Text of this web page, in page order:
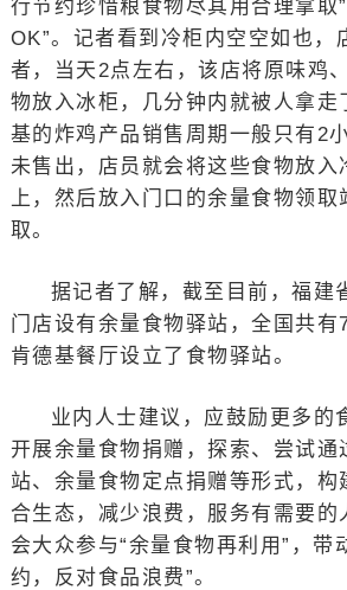
行节约珍惜粮食物尽其用合理拿取
OK”。记者看到冷柜内空空如也，
者，当天2点左右，该店将原味鸡
物放入冰柜，几分钟内就被人拿走
基的炸鸡产品销售周期一般只有2
未售出，店员就会将这些食物放入
上，然后放入门口的余量食物领取
取。
据记者了解，截至目前，福建
门店设有余量食物驿站，全国共有
肯德基餐厅设立了食物驿站。
业内人士建议，应鼓励更多的
开展余量食物捐赠，探索、尝试通
站、余量食物定点捐赠等形式，构
合生态，减少浪费，服务有需要的
会大众参与“余量食物再利用”，带
约，反对食品浪费”。